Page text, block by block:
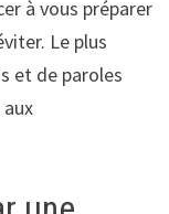
à vous préparer
Le plus
et de paroles